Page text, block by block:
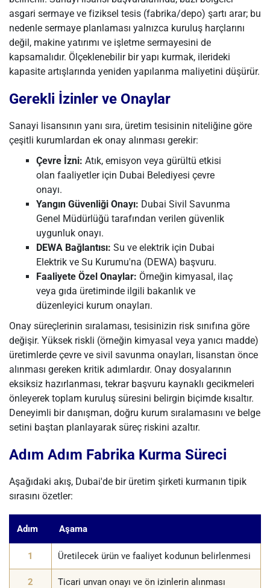
asgari sermaye ve fiziksel tesis (fabrika/depo) şartı arar; bu
nedenle sermaye planlaması yalnızca kuruluş harçlarını
değil, makine yatırımı ve işletme sermayesini de
kapsamalıdır. Ölçeklenebilir bir yapı kurmak, ilerideki
kapasite artışlarında yeniden yapılanma maliyetini düşürür.
Gerekli İzinler ve Onaylar
Sanayi lisansının yanı sıra, üretim tesisinin niteliğine göre
çeşitli kurumlardan ek onay alınması gerekir:
Çevre İzni: Atık, emisyon veya gürültü etkisi
olan faaliyetler için Dubai Belediyesi çevre
onayı.
Yangın Güvenliği Onayı: Dubai Sivil Savunma
Genel Müdürlüğü tarafından verilen güvenlik
uygunluk onayı.
DEWA Bağlantısı: Su ve elektrik için Dubai
Elektrik ve Su Kurumu'na (DEWA) başvuru.
Faaliyete Özel Onaylar: Örneğin kimyasal, ilaç
veya gıda üretiminde ilgili bakanlık ve
düzenleyici kurum onayları.
Onay süreçlerinin sıralaması, tesisinizin risk sınıfına göre
değişir. Yüksek riskli (örneğin kimyasal veya yanıcı madde)
üretimlerde çevre ve sivil savunma onayları, lisanstan önce
alınması gereken kritik adımlardır. Onay dosyalarının
eksiksiz hazırlanması, tekrar başvuru kaynaklı gecikmeleri
önleyerek toplam kuruluş süresini belirgin biçimde kısaltır.
Deneyimli bir danışman, doğru kurum sıralamasını ve belge
setini baştan planlayarak süreç riskini azaltır.
Adım Adım Fabrika Kurma Süreci
Aşağıdaki akış, Dubai'de bir üretim şirketi kurmanın tipik
sırasını özetler:
Adım Aşama
1 Üretilecek ürün ve faaliyet kodunun belirlenmesi
2 Ticari unvan onayı ve ön izinlerin alınması